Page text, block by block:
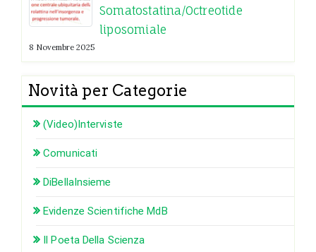
Somatostatina/Octreotide
liposomiale
8 Novembre 2025
Novità per Categorie
(Video)Interviste
Comunicati
DiBellaInsieme
Evidenze Scientifiche MdB
Il Poeta Della Scienza